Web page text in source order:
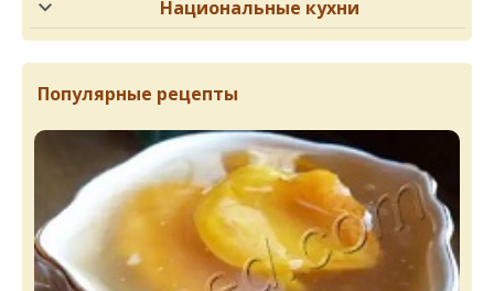
Национальные кухни
Популярные рецепты